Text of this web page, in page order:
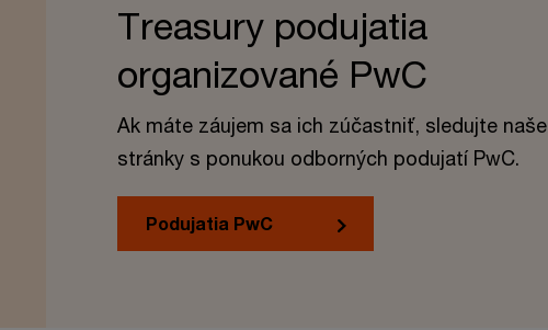
Treasury podujatia
organizované PwC
Ak máte záujem sa ich zúčastniť, sledujte naše
stránky s ponukou odborných podujatí PwC.
Podujatia PwC